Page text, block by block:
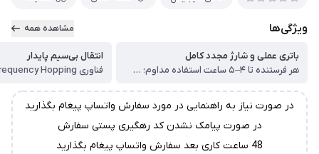
ویژگی‌ها مشاهده همه
باتری عملی و شارژ مجدد کامل
هر فرستنده تا ۴–۵ ساعت استفاده مداوم؛ کیس شارژ توانایی شارژ چندباره فرستنده‌ها را دارد
انتقال بی‌سیم پایدار
در صورت نیاز به راهنمایی در مورد سفارش واتساپ پیغام بگذارید
در صورت پیامک نشدن کد رهگیری پستی سفارش
48 ساعت کاری بعد سفارش واتساپ پیغام بگذارید